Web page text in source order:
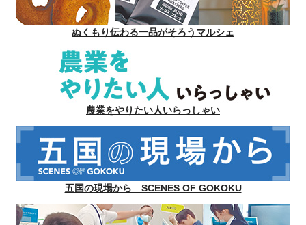
ぬくもり伝わる一品がそろうマルシェ
農業をやりたい人いらっしゃい
五国の現場から SCENES OF GOKOKU